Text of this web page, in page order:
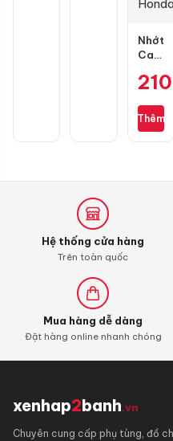
Nhớt
Castrol
1
10W30
Thêm
Hệ thống cửa hàng
Trên toàn quốc
Mua hàng dễ dàng
Đặt hàng online nhanh chóng
xenhap2banh.vn
Chuyên cung cấp phụ tùng, đồ